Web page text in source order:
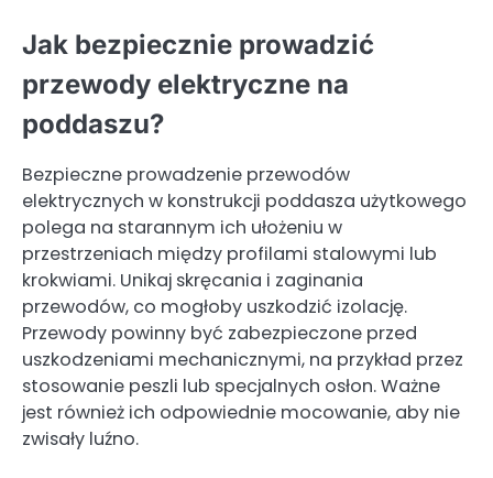
Jak bezpiecznie prowadzić
przewody elektryczne na
poddaszu?
Bezpieczne prowadzenie przewodów
elektrycznych w konstrukcji poddasza użytkowego
polega na starannym ich ułożeniu w
przestrzeniach między profilami stalowymi lub
krokwiami. Unikaj skręcania i zaginania
przewodów, co mogłoby uszkodzić izolację.
Przewody powinny być zabezpieczone przed
uszkodzeniami mechanicznymi, na przykład przez
stosowanie peszli lub specjalnych osłon. Ważne
jest również ich odpowiednie mocowanie, aby nie
zwisały luźno.